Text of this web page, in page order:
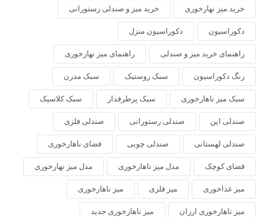
خرید میز نهارخوری خرید میز و صندلی رستورانی
دکوراسیون دکوراسیون منزل
راهنمای خرید میز و صندلی راهنمای میز نهارخوری
رنگ دکوراسیون سبک روستیک سبک مدرن
سبک میز ناهارخوری سبک پرطرفدار سبک کلاسیک
صندلی اپن صندلی رستورانی صندلی فلزی
صندلی لهستانی صندلی چوبی فضای ناهارخوری
فضای کوچک مدل میز ناهارخوری مدل میز نهارخوری
میز غذاخوری میز فلزی میز ناهارخوری
میز ناهارخوری ارزان میز ناهارخوری جدید